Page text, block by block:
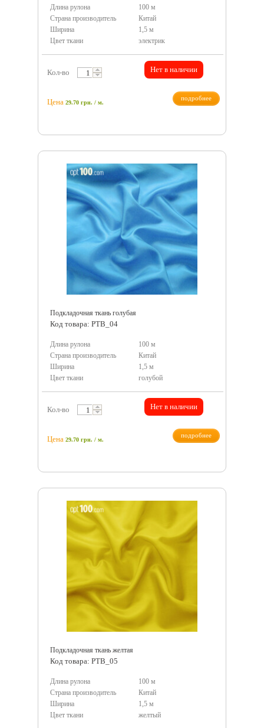
Длина рулона
100 м
Страна производитель
Китай
Ширина
1,5 м
Цвет ткани
электрик
Кол-во Нет в наличии
Цена 29.70 грн. / м.
подробнее
Подкладочная ткань голубая
Код товара: PTB_04
Длина рулона
100 м
Страна производитель
Китай
Ширина
1,5 м
Цвет ткани
голубой
Кол-во Нет в наличии
Цена 29.70 грн. / м.
подробнее
Подкладочная ткань желтая
Код товара: PTB_05
Длина рулона
100 м
Страна производитель
Китай
Ширина
1,5 м
Цвет ткани
желтый